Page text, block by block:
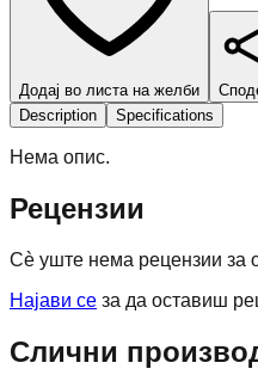
Додај во листа на желби
Description
Specifications
Нема опис.
Рецензии
Сè уште нема рецензии за
Најави се за да оставиш
Слични